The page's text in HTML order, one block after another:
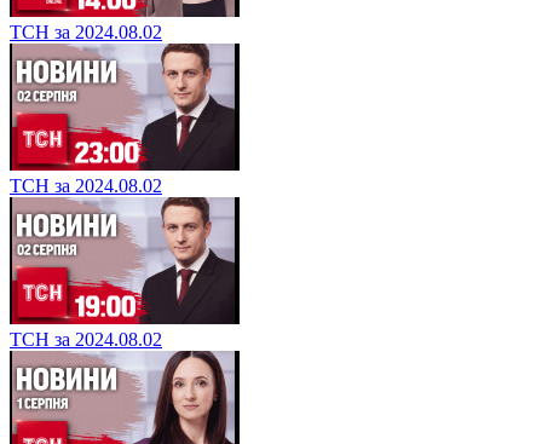
ТСН за 2024.08.02
ТСН за 2024.08.02
ТСН за 2024.08.02